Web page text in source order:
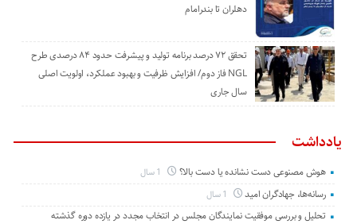
دهلران تا بندرامام
تحقق ۷۲ درصد برنامه تولید و پیشرفت حدود ۸۴ درصدی طرح
NGL فاز دوم/ افزایش ظرفیت و بهبود عملکرد، اولویت اصلی
سال جاری
یادداشت
هوش مصنوعی دست نشانده یا دست بالا؟
رسانه‌ها، جهادگران امید
تحلیل و بررسی موفقیت نمایندگان مجلس در انتخاب مجدد در یازده دوره گذشته